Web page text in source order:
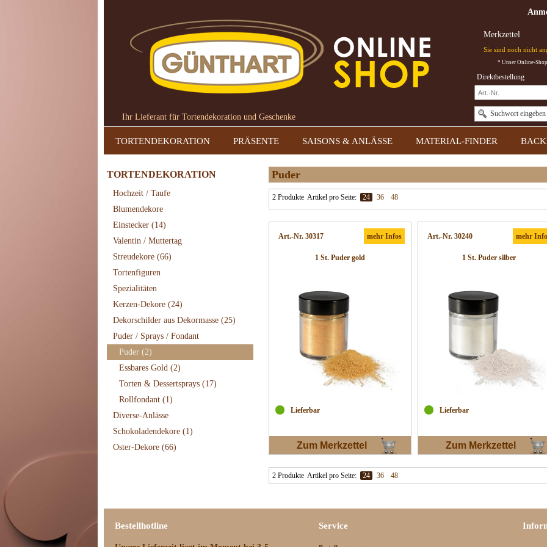
Ihr Lieferant für Tortendekoration und Geschenke
Merkzettel
Sie sind noch nicht
* Unser Online-
Suchwort eingeben
Direktbestellung
TORTENDEKORATION PRÄSENTE SAISONS & ANLÄSSE MATERIAL-FINDER
TORTENDEKORATION
Hochzeit / Taufe
Blumendekore
Einstecker (14)
Valentin / Muttertag
Streudekore (66)
Tortenfiguren
Spezialitäten
Kerzen-Dekore (24)
Dekorschilder aus Dekormasse (25)
Puder / Sprays / Fondant
Puder (2)
Essbares Gold (2)
Torten & Dessertsprays (17)
Rollfondant (1)
Diverse-Anlässe
Schokoladendekore (1)
Oster-Dekore (66)
Puder
2 Produkte Artikel pro Seite: 24 36 48
Art.-Nr. 30317 mehr Infos
1 St. Puder gold
Lieferbar
Zum Merkzettel
Art.-Nr. 30240 mehr
1 St. Puder silber
Lieferbar
Zum Merkzettel
2 Produkte Artikel pro Seite: 24 36 48
Bestellhotline Service